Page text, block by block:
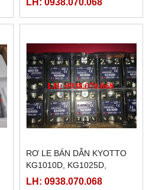
RƠ LE BÁN DẪN KYOTTO
KG1010D, KG1025D,
KG1040D VÀ KG1075D
LH: 0938.070.068